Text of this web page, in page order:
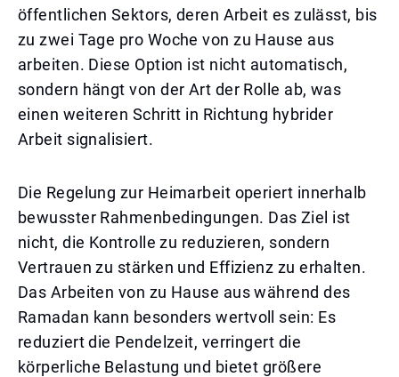
öffentlichen Sektors, deren Arbeit es zulässt, bis
zu zwei Tage pro Woche von zu Hause aus
arbeiten. Diese Option ist nicht automatisch,
sondern hängt von der Art der Rolle ab, was
einen weiteren Schritt in Richtung hybrider
Arbeit signalisiert.
Die Regelung zur Heimarbeit operiert innerhalb
bewusster Rahmenbedingungen. Das Ziel ist
nicht, die Kontrolle zu reduzieren, sondern
Vertrauen zu stärken und Effizienz zu erhalten.
Das Arbeiten von zu Hause aus während des
Ramadan kann besonders wertvoll sein: Es
reduziert die Pendelzeit, verringert die
körperliche Belastung und bietet größere